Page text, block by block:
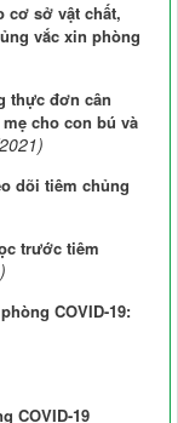
cơ sở vật chất,
vắc xin phòng
thực đơn cân
cho con bú và
dõi tiêm chủng
trước tiêm
COVID-19:
COVID-19